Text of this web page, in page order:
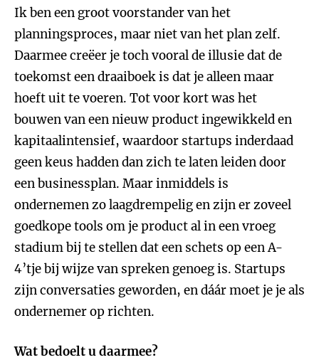
Ik ben een groot voorstander van het
planningsproces, maar niet van het plan zelf.
Daarmee creëer je toch vooral de illusie dat de
toekomst een draaiboek is dat je alleen maar
hoeft uit te voeren. Tot voor kort was het
bouwen van een nieuw product ingewikkeld en
kapitaalintensief, waardoor startups inderdaad
geen keus hadden dan zich te laten leiden door
een businessplan. Maar inmiddels is
ondernemen zo laagdrempelig en zijn er zoveel
goedkope tools om je product al in een vroeg
stadium bij te stellen dat een schets op een A-
4’tje bij wijze van spreken genoeg is. Startups
zijn conversaties geworden, en dáár moet je je als
ondernemer op richten.
Wat bedoelt u daarmee?